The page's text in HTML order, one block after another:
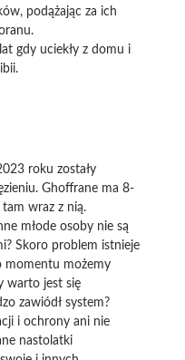
podążając za ich
gdy uciekły z domu i
roku zostały
Ghoffrane ma 8-
wraz z nią.
młode osoby nie są
Skoro problem istnieje
momentu możemy
warto jest się
zawiódł system?
i ochrony ani nie
nastolatki